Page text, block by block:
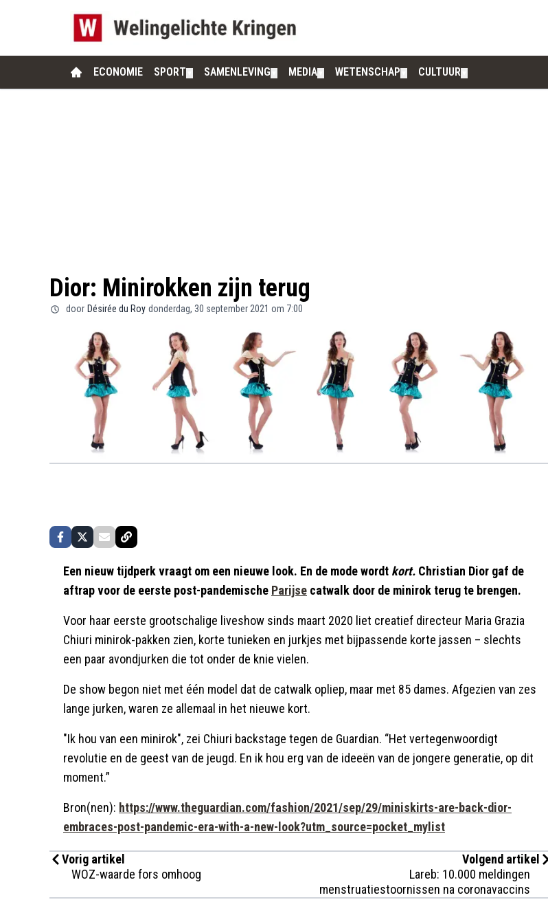
ECONOMIE SPORT SAMENLEVING MEDIA WETENSCHAP CULTUUR
Dior: Minirokken zijn terug
door Désirée du Roy donderdag, 30 september 2021 om 7:00
Een nieuw tijdperk vraagt ​​om een ​​nieuwe look. En de mode wordt kort. Christian Dior gaf de
aftrap voor de eerste post-pandemische Parijse catwalk door de minirok terug te brengen.
Voor haar eerste grootschalige liveshow sinds maart 2020 liet creatief directeur Maria Grazia
Chiuri minirok-pakken zien, korte tunieken en jurkjes met bijpassende korte jassen – slechts
een paar avondjurken die tot onder de knie vielen.
De show begon niet met één model dat de catwalk opliep, maar met 85 dames. Afgezien van zes
lange jurken, waren ze allemaal in het nieuwe kort.
"Ik hou van een minirok", zei Chiuri backstage tegen de Guardian. “Het vertegenwoordigt
revolutie en de geest van de jeugd. En ik hou erg van de ideeën van de jongere generatie, op dit
moment.”
Bron(nen): https://www.theguardian.com/fashion/2021/sep/29/miniskirts-are-back-dior-
embraces-post-pandemic-era-with-a-new-look?utm_source=pocket_mylist
Vorig artikel
WOZ-waarde fors omhoog
Volgend artikel
Lareb: 10.000 meldingen
menstruatiestoornissen na coronavaccins